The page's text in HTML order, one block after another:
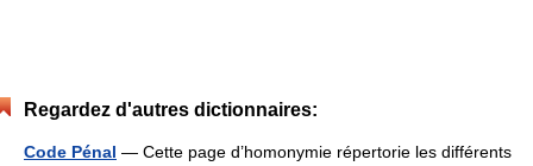
Regardez d'autres dictionnaires:
Code Pénal — Cette page d’homonymie répertorie les différents